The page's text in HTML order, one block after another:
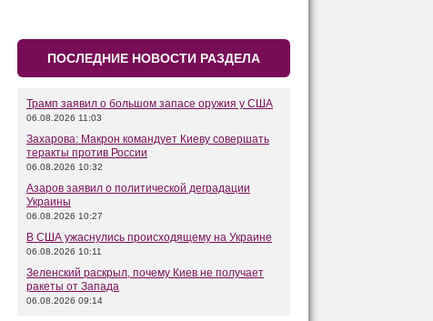
ПОСЛЕДНИЕ НОВОСТИ РАЗДЕЛА
Трамп заявил о большом запасе оружия у США
06.08.2026 11:03
Захарова: Макрон командует Киеву совершать
теракты против России
06.08.2026 10:32
Азаров заявил о политической деградации
Украины
06.08.2026 10:27
В США ужаснулись происходящему на Украине
06.08.2026 10:11
Зеленский раскрыл, почему Киев не получает
ракеты от Запада
06.08.2026 09:14